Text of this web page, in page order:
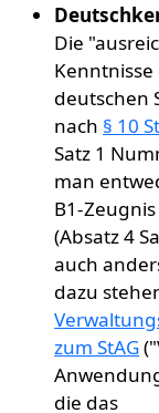
Die
deutschen
nach § 10
Satz 1
man
B1-
(Absatz 4
auch
dazu
zum StAG
die das